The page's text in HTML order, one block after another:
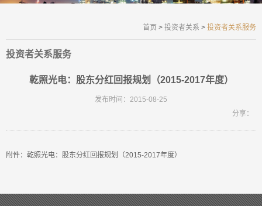
首页 > 投资者关系 > 投资者关系服务
投资者关系服务
乾照光电：股东分红回报规划（2015-2017年度）
发布时间：2015-08-25
分享：
附件： 乾照光电：股东分红回报规划（2015-2017年度）